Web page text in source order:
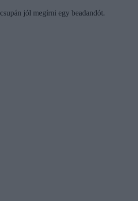
jól megírni egy beadandót.